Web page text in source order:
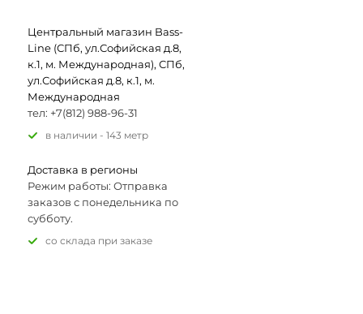
Центральный магазин Bass-
Line (СПб, ул.Софийская д.8,
к.1, м. Международная), СПб,
ул.Софийская д.8, к.1, м.
Международная
тел: +7(812) 988-96-31
В наличии - 143 метр
Доставка в регионы
Режим работы: Отправка
заказов с понедельника по
субботу.
Со склада при заказе